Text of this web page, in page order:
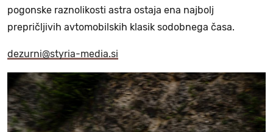
pogonske raznolikosti astra ostaja ena najbolj
prepričljivih avtomobilskih klasik sodobnega časa.
dezurni@styria-media.si